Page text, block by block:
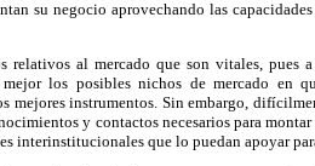
su negocio aprovechando las
relativos al mercado que son vitales,
mejor los posibles nichos de mercado en
mejores instrumentos. Sin embargo,
y contactos necesarios para
interinstitucionales que lo puedan apoyar